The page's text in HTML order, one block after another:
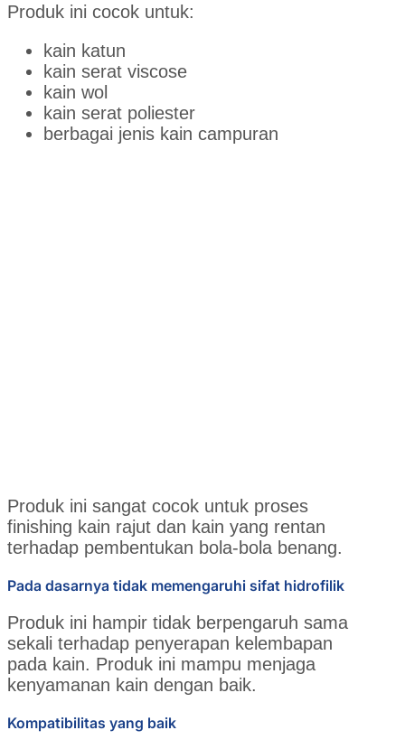
Produk ini cocok untuk:
kain katun
kain serat viscose
kain wol
kain serat poliester
berbagai jenis kain campuran
Produk ini sangat cocok untuk proses
finishing kain rajut dan kain yang rentan
terhadap pembentukan bola-bola benang.
Pada dasarnya tidak memengaruhi sifat hidrofilik
Produk ini hampir tidak berpengaruh sama
sekali terhadap penyerapan kelembapan
pada kain. Produk ini mampu menjaga
kenyamanan kain dengan baik.
Kompatibilitas yang baik